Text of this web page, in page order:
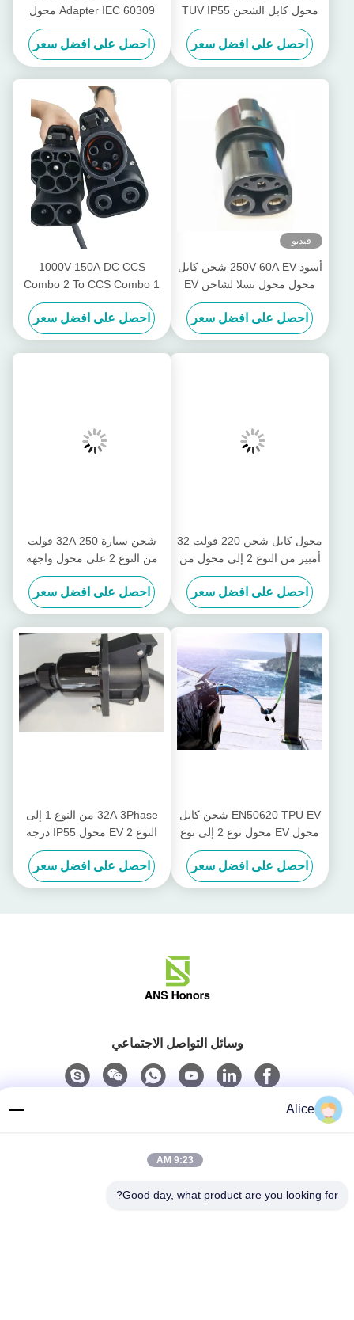
محول كابل الشحن TUV IP55
درجة مقاومة للماء
احصل على افضل سعر
Adapter IEC 60309 محول
قابس من أجل الأحمر CEE إلى
Blue CEE
احصل على افضل سعر
فيديو
أسود 250V 60A EV شحن كابل
محول محول تسلا لشاحن EV
احصل على افضل سعر
1000V 150A DC CCS
Combo 2 To CCS Combo 1
محول مع كابل بطول 0.3 متر
احصل على افضل سعر
محول كابل شحن 220 فولت 32
أمبير من النوع 2 إلى محول من
النوع 1 EV
احصل على افضل سعر
شحن سيارة 32A 250 فولت
من النوع 2 على محول واجهة
محطة الشحن من النوع 1 EV
من النوع 2 إلى النوع 1 EV
احصل على افضل سعر
EN50620 TPU EV شحن كابل
محول EV محول نوع 2 إلى نوع
1 قابس
احصل على افضل سعر
32A 3Phase من النوع 1 إلى
النوع 2 EV محول IP55 درجة
حماية مقاومة للماء
احصل على افضل سعر
وسائل التواصل الاجتماعي
86-158-8106-2591
البريد الإلكتروني
Alice
9:23 AM
Good day, what product are you looking for?